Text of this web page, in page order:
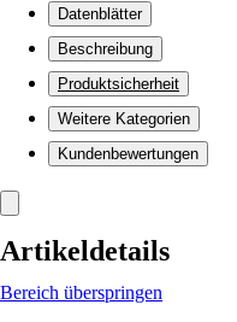
Datenblätter
Beschreibung
Produktsicherheit
Weitere Kategorien
Kundenbewertungen
Artikeldetails
Bereich überspringen